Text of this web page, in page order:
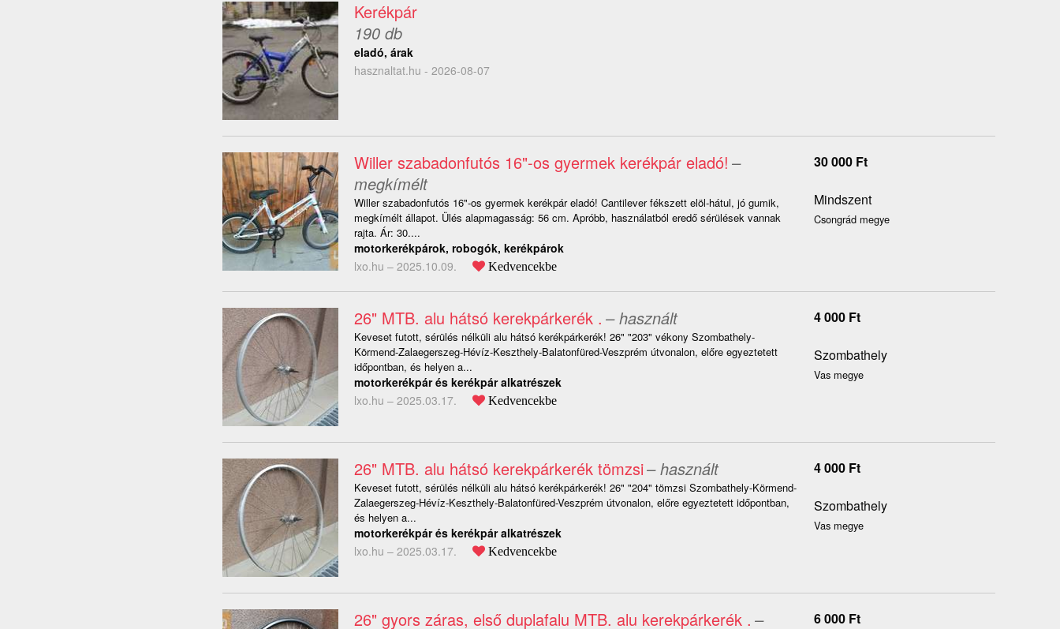
Kerékpár
190 db
eladó, árak
hasznaltat.hu - 2026-08-07
Willer szabadonfutós 16"-os gyermek kerékpár eladó! –
megkímélt
Willer szabadonfutós 16"-os gyermek kerékpár eladó! Cantilever fékszett elöl-hátul, jó gumik,
megkímélt állapot. Ülés alapmagasság: 56 cm. Apróbb, használatból eredő sérülések vannak
rajta. Ár: 30....
motorkerékpárok, robogók, kerékpárok
lxo.hu – 2025.10.09. Kedvencekbe
30 000 Ft
Mindszent
Csongrád megye
26" MTB. alu hátsó kerekpárkerék . – használt
Keveset futott, sérülés nélküli alu hátsó kerékpárkerék! 26" "203" vékony Szombathely-
Körmend-Zalaegerszeg-Hévíz-Keszthely-Balatonfüred-Veszprém útvonalon, előre egyeztetett
időpontban, és helyen a...
motorkerékpár és kerékpár alkatrészek
lxo.hu – 2025.03.17. Kedvencekbe
4 000 Ft
Szombathely
Vas megye
26" MTB. alu hátsó kerekpárkerék tömzsi– használt
Keveset futott, sérülés nélküli alu hátsó kerékpárkerék! 26" "204" tömzsi Szombathely-Körmend-
Zalaegerszeg-Hévíz-Keszthely-Balatonfüred-Veszprém útvonalon, előre egyeztetett időpontban,
és helyen a...
motorkerékpár és kerékpár alkatrészek
lxo.hu – 2025.03.17. Kedvencekbe
4 000 Ft
Szombathely
Vas megye
26" gyors záras, első duplafalu MTB. alu kerekpárkerék . – 6 000 Ft